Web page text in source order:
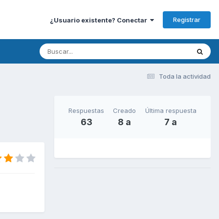
¿Usuario existente? Conectar Registrar
Toda la actividad
Respuestas
63
Creado
8 a
Última respuesta
7 a